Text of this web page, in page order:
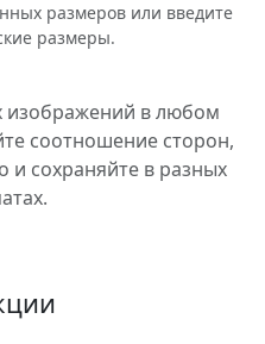
размеров или введите
размеры.
изображений в любом
соотношение сторон,
и сохраняйте в разных